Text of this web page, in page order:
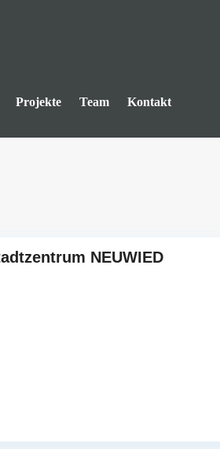
Projekte Team Kontakt
NEUWIED